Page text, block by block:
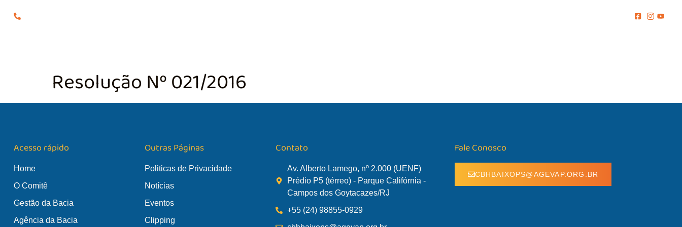
Resolução Nº 021/2016
Acesso rápido
Home
O Comitê
Gestão da Bacia
Agência da Bacia
Outras Páginas
Politicas de Privacidade
Notícias
Eventos
Clipping
Contato
Av. Alberto Lamego, nº 2.000 (UENF)
Prédio P5 (térreo) - Parque Califórnia -
Campos dos Goytacazes/RJ
+55 (24) 98855-0929
Fale Conosco
CBHBAIXOPS@AGEVAP.ORG.BR